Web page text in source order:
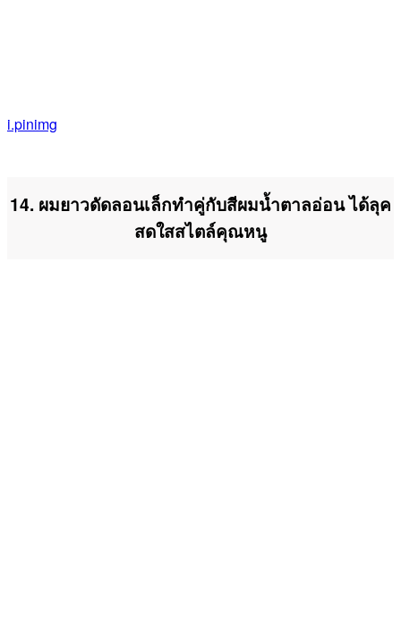
i.pinimg
14. ผมยาวดัดลอนเล็กทำคู่กับสีผมน้ำตาลอ่อน ได้ลุค
สดใสสไตล์คุณหนู